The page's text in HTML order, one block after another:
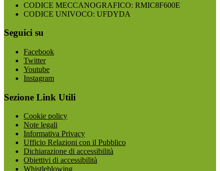
CODICE MECCANOGRAFICO: RMIC8F600E
CODICE UNIVOCO: UFDYDA
Seguici su
Facebook
Twitter
Youtube
Instagram
Sezione Link Utili
Cookie policy
Note legali
Informativa Privacy
Ufficio Relazioni con il Pubblico
Dichiarazione di accessibilità
Obiettivi di accessibilità
Whistleblowing